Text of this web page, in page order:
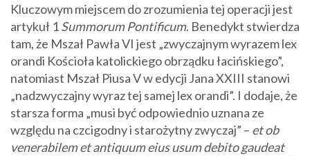
Kluczowym miejscem do zrozumienia tej operacji jest
artykuł 1Summorum Pontificum. Benedykt stwierdza
tam, że Mszał Pawła VI jest „zwyczajnym wyrazem lex
orandi Kościoła katolickiego obrządku łacińskiego”,
natomiast Mszał Piusa V w edycji Jana XXIII stanowi
„nadzwyczajny wyraz tej samej lex orandi”. I dodaje, że
starsza forma „musi być odpowiednio uznana ze
względu na czcigodny i starożytny zwyczaj” – et ob
venerabilem et antiquum eius usum debito gaudeat